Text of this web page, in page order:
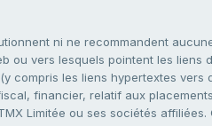
ni ne recommandent
ou vers lesquels pointent les
compris les liens hypertextes
financier, relatif aux
Limitée ou ses sociétés